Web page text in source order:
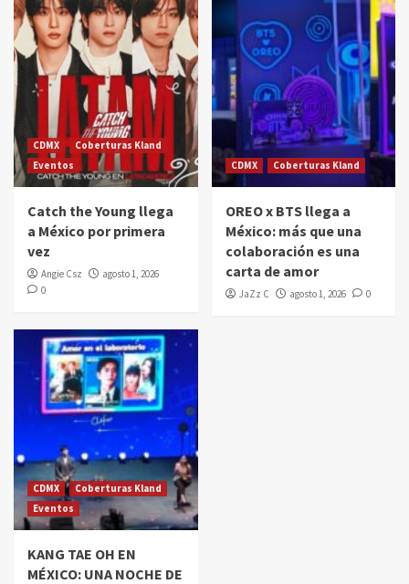
CDMX
Coberturas Kland
Eventos
Catch the Young llega
a México por primera
vez
Angie Csz
agosto 1, 2026
0
CDMX Coberturas Kland
OREO x BTS llega a
México: más que una
colaboración es una
carta de amor
JaZz C agosto 1, 2026 0
CDMX
Coberturas Kland
Eventos
KANG TAE OH EN
MÉXICO: UNA NOCHE DE